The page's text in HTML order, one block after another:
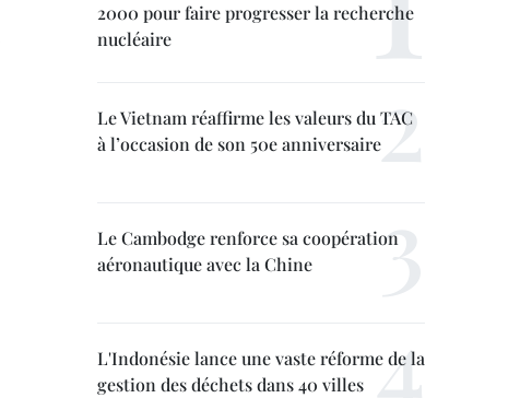
2000 pour faire progresser la recherche
nucléaire
Le Vietnam réaffirme les valeurs du TAC
à l’occasion de son 50e anniversaire
Le Cambodge renforce sa coopération
aéronautique avec la Chine
L'Indonésie lance une vaste réforme de la
gestion des déchets dans 40 villes